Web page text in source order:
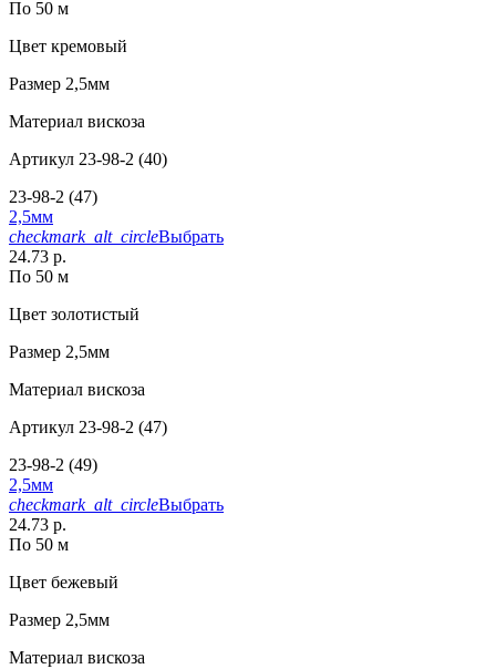
По 50 м
Цвет кремовый
Размер 2,5мм
Материал вискоза
Артикул 23-98-2 (40)
23-98-2 (47)
2,5мм
checkmark_alt_circleВыбрать
24.73 р.
По 50 м
Цвет золотистый
Размер 2,5мм
Материал вискоза
Артикул 23-98-2 (47)
23-98-2 (49)
2,5мм
checkmark_alt_circleВыбрать
24.73 р.
По 50 м
Цвет бежевый
Размер 2,5мм
Материал вискоза